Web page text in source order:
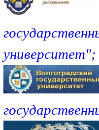
университет";